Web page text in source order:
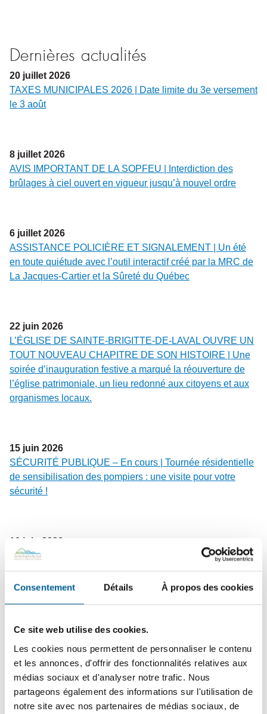
Consentement Détails À propos des cookies
Ce site web utilise des cookies.
Les cookies nous permettent de personnaliser le contenu
et les annonces, d'offrir des fonctionnalités relatives aux
médias sociaux et d'analyser notre trafic. Nous
partageons également des informations sur l'utilisation de
notre site avec nos partenaires de médias sociaux, de
Dernières actualités
20 juillet 2026
TAXES MUNICIPALES 2026 | Date limite du 3e versement
le 3 août
8 juillet 2026
AVIS IMPORTANT DE LA SOPFEU | Interdiction des
brûlages à ciel ouvert en vigueur jusqu’à nouvel ordre
6 juillet 2026
ASSISTANCE POLICIÈRE ET SIGNALEMENT | Un été
en toute quiétude avec l’outil interactif créé par la MRC de
La Jacques-Cartier et la Sûreté du Québec
22 juin 2026
L’ÉGLISE DE SAINTE-BRIGITTE-DE-LAVAL OUVRE UN
TOUT NOUVEAU CHAPITRE DE SON HISTOIRE | Une
soirée d’inauguration festive a marqué la réouverture de
l’église patrimoniale, un lieu redonné aux citoyens et aux
organismes locaux.
15 juin 2026
SÉCURITÉ PUBLIQUE – En cours | Tournée résidentielle
de sensibilisation des pompiers : une visite pour votre
sécurité !
10 juin
2026
FINANCES MUNICIPALES | Dépôt du rapport financier
2025 et de l’état de situation financière 2026
COLLECTES – Changement de vocation du bac brun |
Dates à retenir avant la transition du bac brun vers les
résidus verts